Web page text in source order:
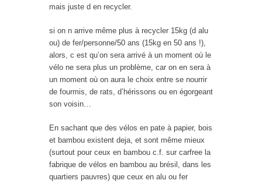
mais juste d en recycler.
si on n arrive même plus à recycler 15kg (d alu
ou) de fer/personne/50 ans (15kg en 50 ans !),
alors, c est qu’on sera arrivé à un moment où le
vélo ne sera plus un problème, car on en sera à
un moment où on aura le choix entre se nourrir
de fourmis, de rats, d’hérissons ou en égorgeant
son voisin…
En sachant que des vélos en pate à papier, bois
et bambou existent deja, et sont même mieux
(surtout pour ceux en bambou c.f. sur carfree la
fabrique de vélos en bambou au brésil, dans les
quartiers pauvres) que ceux en alu ou fer